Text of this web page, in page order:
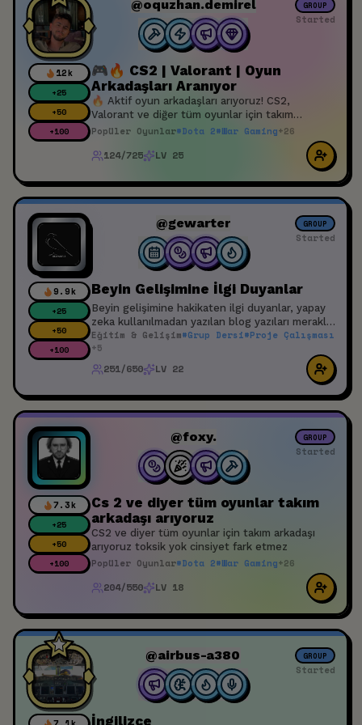
12k
+25
+50
+100
@oquzhan.demirel GROUP
Started
🎮🔥 CS2 | Valorant | Oyun
Arkadaşları Aranıyor
🔥 Aktif oyun arkadaşları arıyoruz! CS2,
Valorant ve diğer tüm oyunlar için takım
arkadaşını bul. ✅ Toksik olmayan ✅ Aktif
oyuncular Discord sunucumuza katıl, yeni
arkadaşlar edin ve birlikte rank kasıp eğlen! 🚀
🎧
Popüler Oyunlar#Dota 2#War Gaming+26
124/725 LV 25
9.9k
+25
+50
+100
@gewarter GROUP
Started
Beyin Gelişimine İlgi Duyanlar
Beyin gelişimine hakikaten ilgi duyanlar, yapay
zeka kullanılmadan yazılan blog yazıları merakla
okuyacak olanlar (ben yazıyorum), istediğini
sorabileceği bir mucit arkadaş edinmek
isteyenler (şaka değil), zeka + hafıza + yaratıcı
düşünme + dikkat (odaklanmayı güçlendirme) +
bilinmeyenleri) ve çok daha fazlasına (110+ ilgi
alanı olan biri tarafından üretilen herhangi bir
şey sıradan olamaz!) ilgi duyanların buradaki
(bu) ilk etkinliğime katılmasını bekliyorum.
Zamanını değerlendirmek isteyenlere (öğrenci
ya da değil, fark etmez) hediyelerim olabilir.
Eğitim & Gelişim#Grup Dersi#Proje Çalışması
+5
251/650 LV 22
7.3k
+25
+50
+100
@foxy. GROUP
Started
Cs 2 ve diyer tüm oyunlar takım
arkadaşı arıyoruz
CS2 ve diyer tüm oyunlar için takım arkadaşı
arıyoruz toksik yok cinsiyet fark etmez
Popüler Oyunlar#Dota 2#War Gaming+26
204/550 LV 18
@airbus-a380 GROUP
Started
İngilizce